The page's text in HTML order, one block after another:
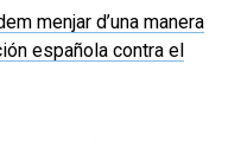
menjar d’una manera
española contra el